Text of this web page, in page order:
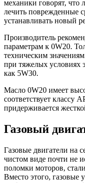
механики говорят, что
лечить поврежденные
устанавливать новый
Производитель
параметрам к 0W20.
техническим
при тяжелых условиях
как 5W30.
Масло 0W20 имеет
соответствует классу
придерживается
Газовый
Газовые двигатели на
чистом виде почти не
поломки моторов,
Вместо этого, газовые